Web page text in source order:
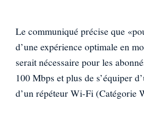
Le communiqué précise que
d’une expérience optimale en
serait nécessaire pour les
100 Mbps et plus de s’équiper
d’un répéteur Wi-Fi (Catégorie